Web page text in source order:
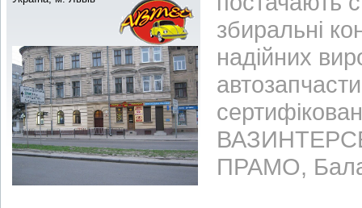
збиральні
надійних
ПРАМО,